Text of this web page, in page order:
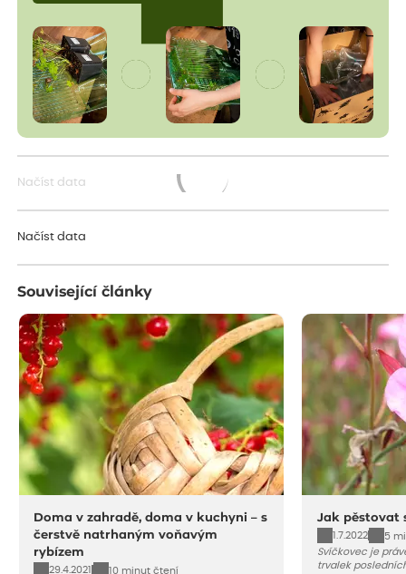
Načíst data
Načíst data
Související články
Doma v zahradě, doma v kuchyni – s
čerstvě natrhaným voňavým
rybízem
29.4.2021
10 minut čtení
Jak pěstovat
1.7.2022
5
Svíčkovec je
trvalek